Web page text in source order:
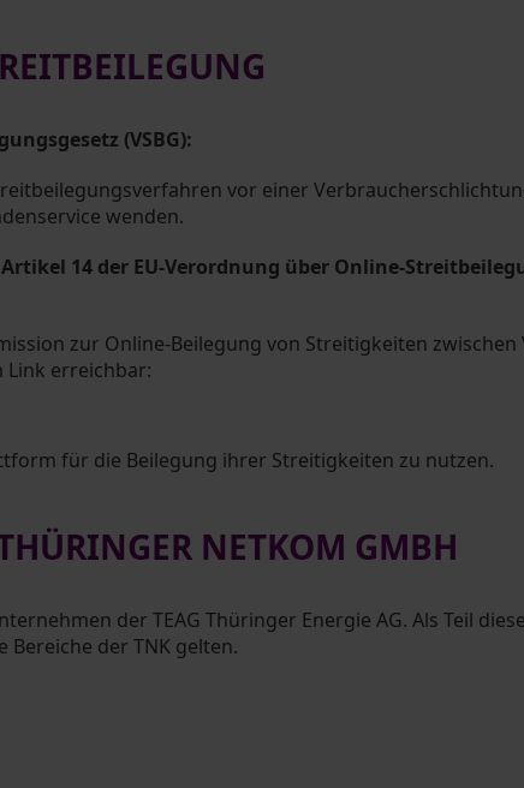
(VSBG):
vor einer
wenden.
14 der EU-Verordnung über Online-
zur Online-Beilegung von Streitigkeiten
Link erreichbar:
für die Beilegung ihrer Streitigkeiten zu nutzen.
NETKOM GMBH
der TEAG Thüringer Energie AG. Als Teil
der TNK gelten.